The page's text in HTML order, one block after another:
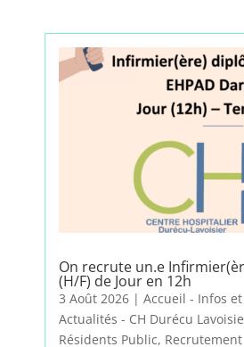
On recrute un.e
(H/F) de Jour en 12h
3 Août 2026 | Accueil - Infos
Actualités - CH Durécu
Résidents Public, Recrutement